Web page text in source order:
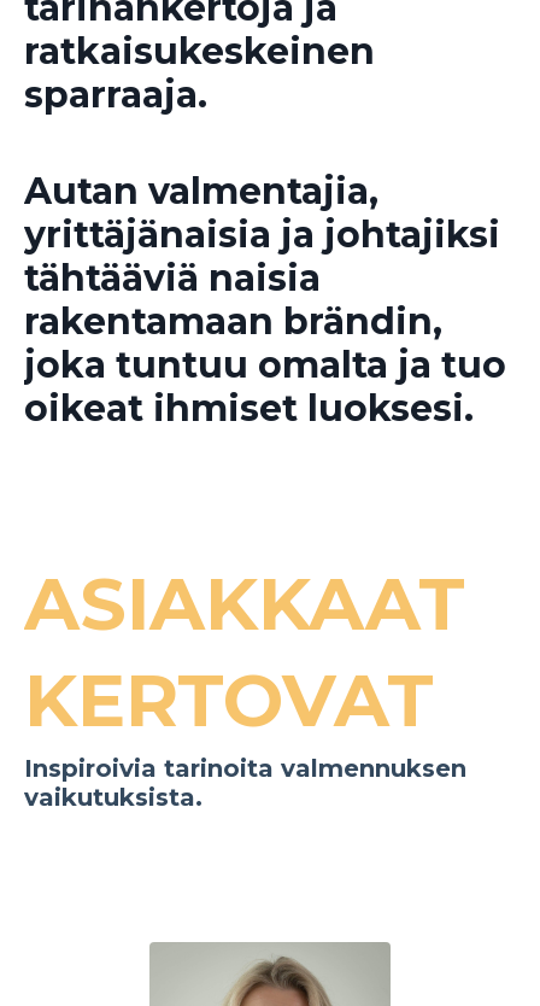
ratkaisukeskeinen
sparraaja.
Autan valmentajia,
yrittäjänaisia ja johtajiksi
tähtääviä naisia
rakentamaan brändin,
joka tuntuu omalta ja tuo
oikeat ihmiset luoksesi.
ASIAKKAAT
KERTOVAT
Inspiroivia tarinoita valmennuksen
vaikutuksista.